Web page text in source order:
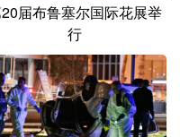
届布鲁塞尔国际花展举
行